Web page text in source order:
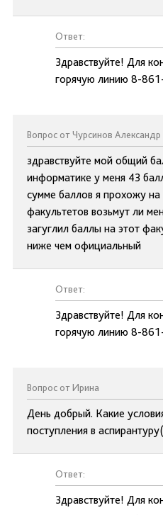
Ответ:
Здравствуйте! Для
горячую линию 8-
Вопрос от Чурсинов
здравствуйте мой общий
информатике у меня 43
сумме баллов я прохожу
факультетов возьмут ли
загуглил баллы на этот
ниже чем официальный
Ответ:
Здравствуйте! Для
горячую линию 8-
Вопрос от Ирина
День добрый. Какие
поступления в
Ответ:
Здравствуйте! Для